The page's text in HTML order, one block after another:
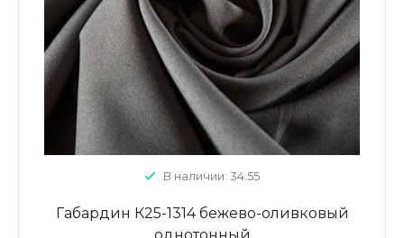
В наличии: 34.55
Габардин К25-1314 бежево-оливковый